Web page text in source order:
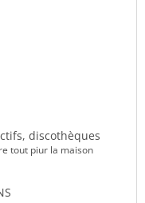
discothèques
tout piur la maison